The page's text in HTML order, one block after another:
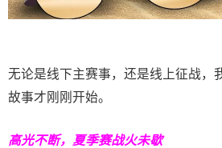
无论是线下主赛事，还是线上征战，
故事才刚刚开始。
高光不断，夏季赛战火未歇